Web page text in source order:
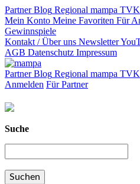
PartnerBlog Regional mampa TV
Mein Konto Meine Favoriten Für
Gewinnspiele
Kontakt / Über uns Newsletter
AGB Datenschutz Impressum
PartnerBlog Regional mampa TV
Anmelden Für Partner
Suche